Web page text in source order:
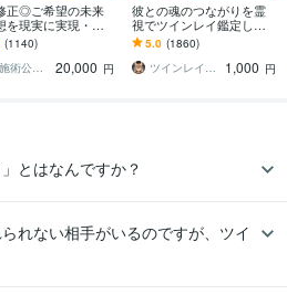
正◎ご希望の未来
を現実に実現・叶
【毎月10名様限
事・恋愛・金運・
復縁・子宝・占い
(1140)
新施術公開→≪相手意識強制変化≫◆星桜龍
20,000 円
彼との魂のつながりを霊
視でツインレイ鑑定しま
す 気になる彼とつながる
ことができるのか鑑定し
ます
5.0 (1860)
ツインレイ縁結び専門鑑定士✢神結シオン✢
1,000 円
とはなんですか？
れない相手がいるのですが、ツイ